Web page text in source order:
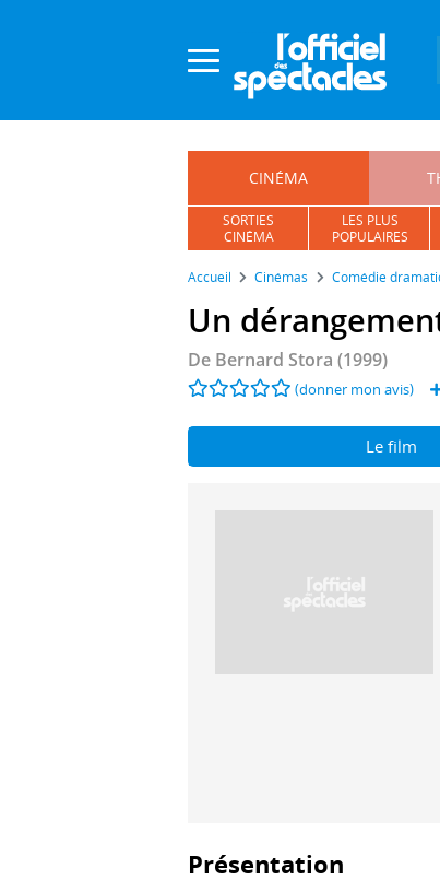
CINÉMA
SORTIES
CINÉMA
LES PLUS
POPULAIRES
Accueil Cinémas Comédie
Un
De Bernard Stora (1999)
(donner mon avis)
Le film
Présentation